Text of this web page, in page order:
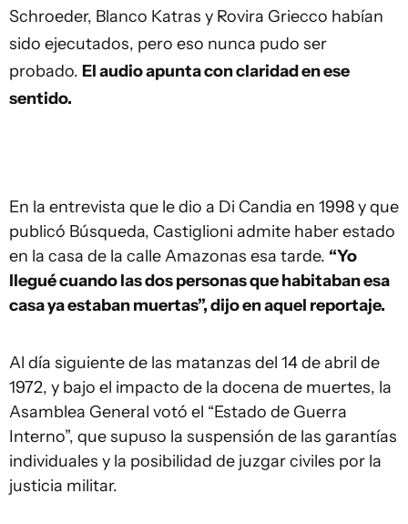
Schroeder, Blanco Katras y Rovira Griecco habían
sido ejecutados, pero eso nunca pudo ser
probado. El audio apunta con claridad en ese
sentido.
En la entrevista que le dio a Di Candia en 1998 y que
publicó Búsqueda, Castiglioni admite haber estado
en la casa de la calle Amazonas esa tarde. “Yo
llegué cuando las dos personas que habitaban esa
casa ya estaban muertas”, dijo en aquel reportaje.
Al día siguiente de las matanzas del 14 de abril de
1972, y bajo el impacto de la docena de muertes, la
Asamblea General votó el “Estado de Guerra
Interno”, que supuso la suspensión de las garantías
individuales y la posibilidad de juzgar civiles por la
justicia militar.